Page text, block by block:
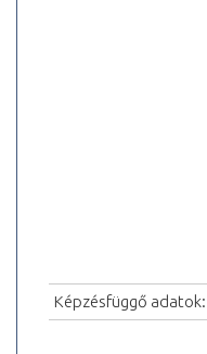
Képzésfüggő adatok: